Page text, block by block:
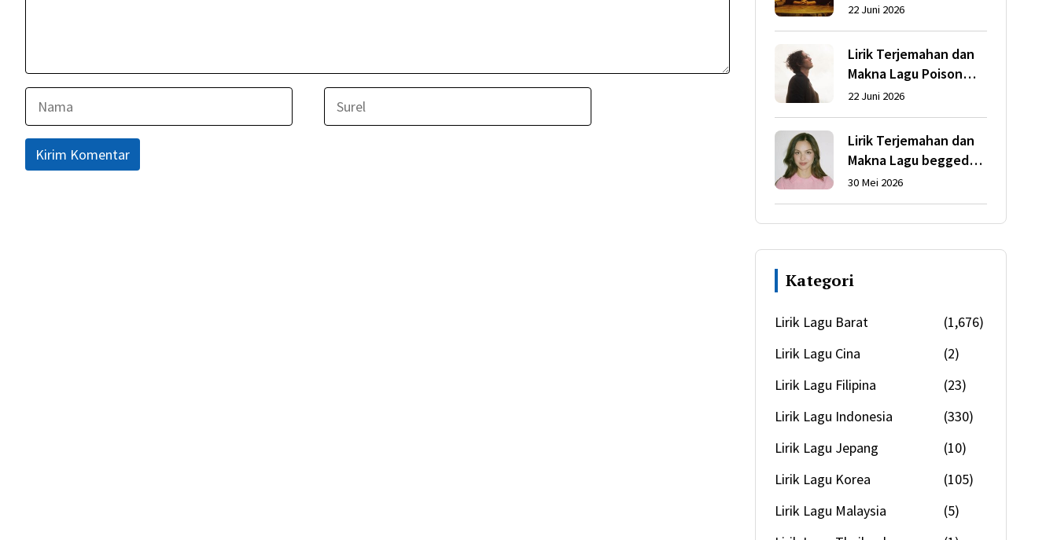
22 Juni 2026
Lirik Terjemahan dan
Makna Lagu Poison
dari Dean Lewis
22 Juni 2026
Lirik Terjemahan dan
Makna Lagu begged
dari Olivia Rodrigo
30 Mei 2026
Kategori
Lirik Lagu Barat
(1,676)
Lirik Lagu Cina
(2)
Lirik Lagu Filipina
(23)
Lirik Lagu Indonesia
(330)
Lirik Lagu Jepang
(10)
Lirik Lagu Korea
(105)
Lirik Lagu Malaysia
(5)